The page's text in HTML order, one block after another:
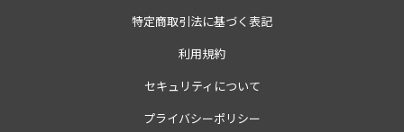
特定商取引法に基づく表記
利用規約
セキュリティについて
プライバシーポリシー